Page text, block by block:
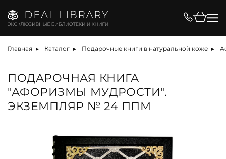
Главная Каталог Подарочные книги в натуральной коже
ПОДАРОЧНАЯ КНИГА
"АФОРИЗМЫ МУДРОСТИ".
ЭКЗЕМПЛЯР № 24 ППМ